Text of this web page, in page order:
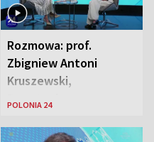
Rozmowa: prof.
Zbigniew Antoni
Kruszewski,
Powstaniec
Zaryan, piosenkarka
POLONIA 24